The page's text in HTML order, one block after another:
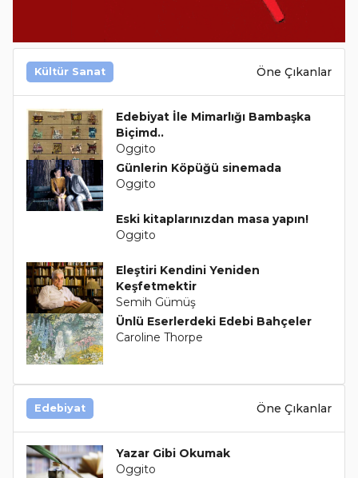
Kültür Sanat Öne Çıkanlar
Edebiyat İle Mimarlığı Bambaşka
Biçimd..
Oggito
Günlerin Köpüğü sinemada
Oggito
Eski kitaplarınızdan masa yapın!
Oggito
Eleştiri Kendini Yeniden
Keşfetmektir
Semih Gümüş
Ünlü Eserlerdeki Edebi Bahçeler
Caroline Thorpe
Edebiyat Öne Çıkanlar
Yazar Gibi Okumak
Oggito